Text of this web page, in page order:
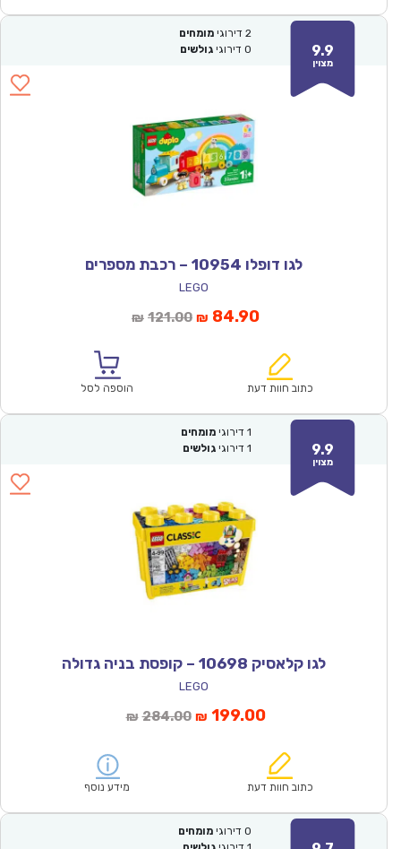
9.9
מצוין
2 דירוגי מומחים
0 דירוגי גולשים
לגו דופלו 10954 – רכבת מספרים
LEGO
₪ 121.00המחיר
₪121.00.
₪ 84.90המחיר
הוא:
כתוב חוות דעת הוספה לסל
9.9
מצוין
1 דירוגי מומחים
1 דירוגי גולשים
לגו קלאסיק 10698 – קופסת בניה גדולה
LEGO
₪ 284.00המחיר
₪284.00.
₪ 199.00המחיר
הוא:
כתוב חוות דעת מידע נוסף
0 דירוגי מומחים